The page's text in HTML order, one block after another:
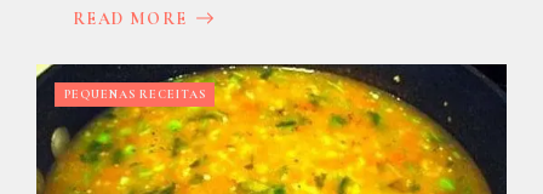
READ MORE
PEQUENAS RECEITAS